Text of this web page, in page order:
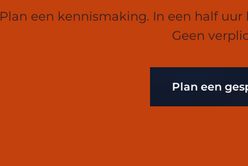
Plan een kennismaking. In een half
Geen
Plan een